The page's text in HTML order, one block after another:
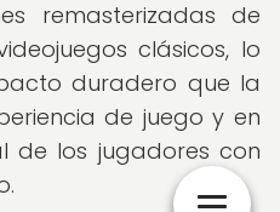
remasterizadas de
clásicos, lo
duradero que la
de juego y en
de los jugadores con